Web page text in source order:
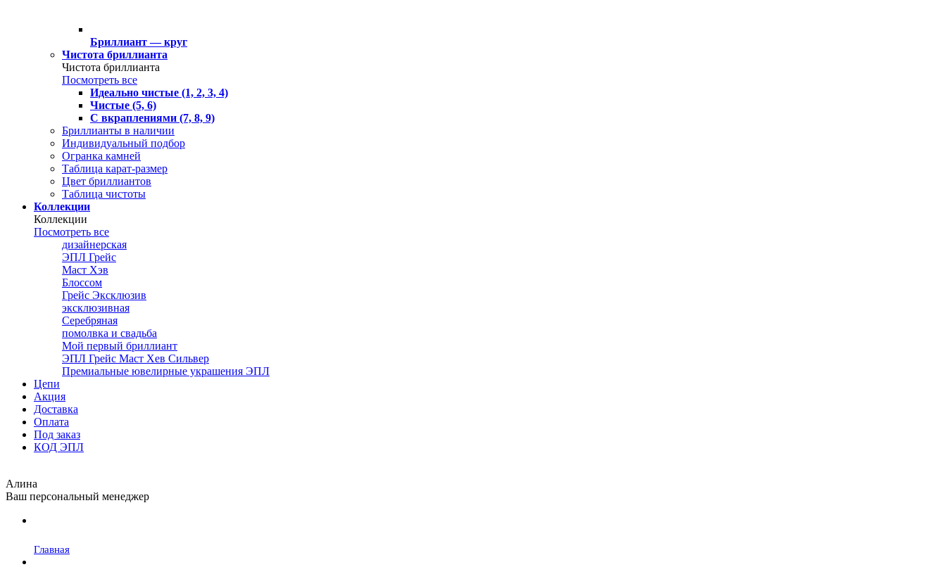
Бриллиант — круг
Чистота бриллианта
Чистота бриллианта
Посмотреть все
Идеально чистые (1, 2, 3, 4)
Чистые (5, 6)
С вкраплениями (7, 8, 9)
Бриллианты в наличии
Индивидуальный подбор
Огранка камней
Таблица карат-размер
Цвет бриллиантов
Таблица чистоты
Коллекции
Коллекции
Посмотреть все
дизайнерская
ЭПЛ Грейс
Маст Хэв
Блоссом
Грейс Эксклюзив
эксклюзивная
Серебряная
помолвка и свадьба
Мой первый бриллиант
ЭПЛ Грейс Маст Хев Сильвер
Премиальные ювелирные украшения ЭПЛ
Цепи
Акция
Доставка
Оплата
Под заказ
КОД ЭПЛ
Алина
Ваш персональный менеджер
Главная